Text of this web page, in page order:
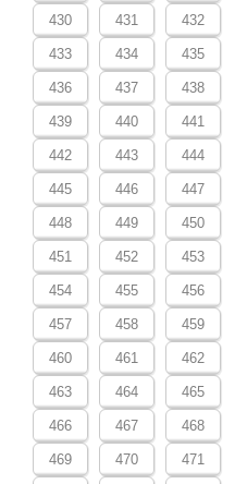
430 431 432
433 434 435
436 437 438
439 440 441
442 443 444
445 446 447
448 449 450
451 452 453
454 455 456
457 458 459
460 461 462
463 464 465
466 467 468
469 470 471